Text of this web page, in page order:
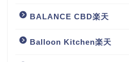
BALANCE CBD楽天
Balloon Kitchen楽天